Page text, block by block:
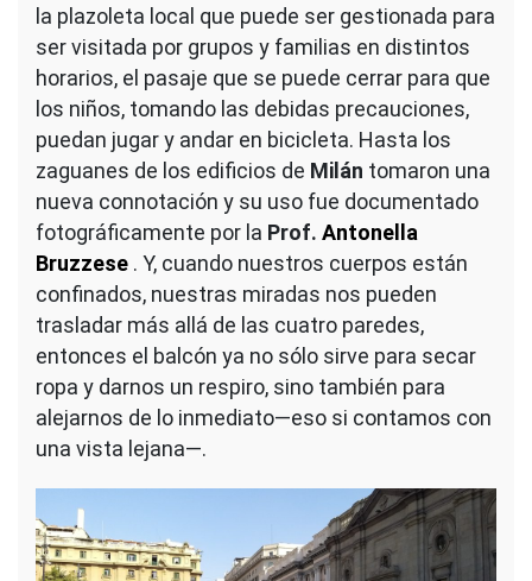
la plazoleta local que puede ser gestionada para
ser visitada por grupos y familias en distintos
horarios, el pasaje que se puede cerrar para que
los niños, tomando las debidas precauciones,
puedan jugar y andar en bicicleta. Hasta los
zaguanes de los edificios de Milán tomaron una
nueva connotación y su uso fue documentado
fotográficamente por la Prof. Antonella
Bruzzese . Y, cuando nuestros cuerpos están
confinados, nuestras miradas nos pueden
trasladar más allá de las cuatro paredes,
entonces el balcón ya no sólo sirve para secar
ropa y darnos un respiro, sino también para
alejarnos de lo inmediato—eso si contamos con
una vista lejana—.